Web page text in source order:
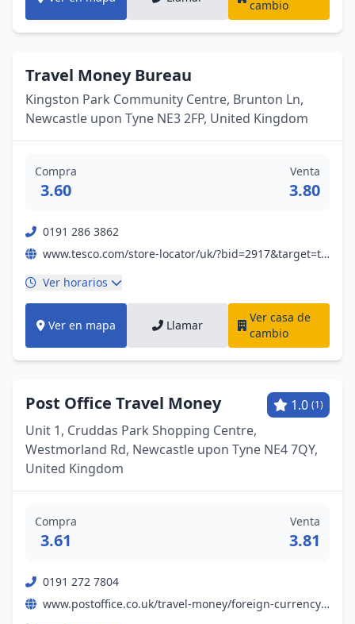
cambio
Travel Money Bureau
Kingston Park Community Centre, Brunton Ln,
Newcastle upon Tyne NE3 2FP, United Kingdom
Compra
3.60
Venta
3.80
0191 286 3862
www.tesco.com/store-locator/uk/?bid=2917&target=travel
Ver horarios
Ver en mapa Llamar
Ver casa de
cambio
Post Office Travel Money 1.0 (1)
Unit 1, Cruddas Park Shopping Centre,
Westmorland Rd, Newcastle upon Tyne NE4 7QY,
United Kingdom
Compra
3.61
Venta
3.81
0191 272 7804
www.postoffice.co.uk/travel-money/foreign-currency?campaignid=gmb%7Efx%7Enil%7Ebp%7Epromo%7E19052023%7E&y_source=1_NjI1MDIzNTItNzE1LWxvY2F0aW9uLndlYnNpdGU%3D